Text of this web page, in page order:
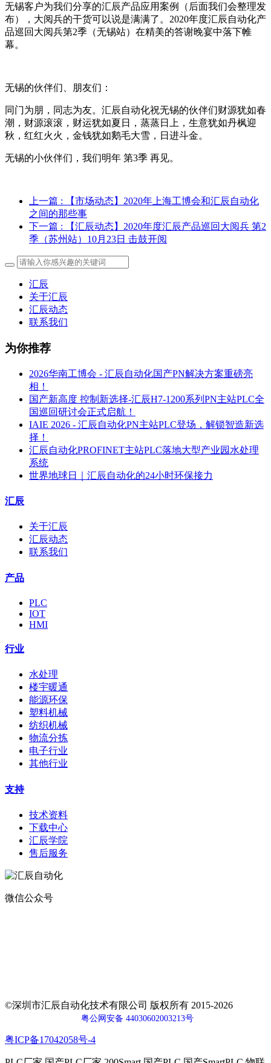
无锡客户为我们分享的汇辰产品应用案例（后面我们会整理发
布），大阅兵的干货可以说是满满了。2020年度汇辰自动化产
品巡回大阅兵第2季（无锡站）在精美的答谢晚宴中落下帷
幕。
无锡的伙伴们、朋友们：
同门为朋，同志为友。汇辰自动化祝无锡的伙伴们财源犹如春
潮，财源滚滚，财运犹如夏日，蒸蒸日上，生意犹如丹枫迎
秋，红红火火，金钱犹如鹅毛大雪，日进斗金。
无锡的小伙伴们，我们明年 第3季 再见。
上一篇 : 【市场动态】2020年上海工博会和汇辰自动化
之间的那些事
下一篇 : 【汇辰动态】2020年度汇辰产品巡回大阅兵 第2
季（苏州站）10月23日 击鼓开阅
汇辰
关于汇辰
汇辰动态
联系我们
为你推荐
2026华南工博会 - 汇辰自动化国产PN解决方案重磅亮
相！
国产新高度 控制新选择-汇辰H7-1200系列PN主站PLC全
国巡回研讨会正式启航！
IAIE 2026 - 汇辰自动化PN主站PLC登场，解锁智造新选
择！
汇辰自动化PROFINET主站PLC落地大型产业园水处理
系统
世界地球日｜汇辰自动化的24小时环保接力
汇辰
关于汇辰
汇辰动态
联系我们
产品
PLC
IOT
HMI
行业
水处理
楼宇暖通
能源环保
塑料机械
纺织机械
物流分拣
电子行业
其他行业
支持
技术资料
下载中心
汇辰学院
售后服务
微信公众号
©深圳市汇辰自动化技术有限公司 版权所有 2015-2026
粤公网安备 44030602003213号
粤ICP备17042058号-4